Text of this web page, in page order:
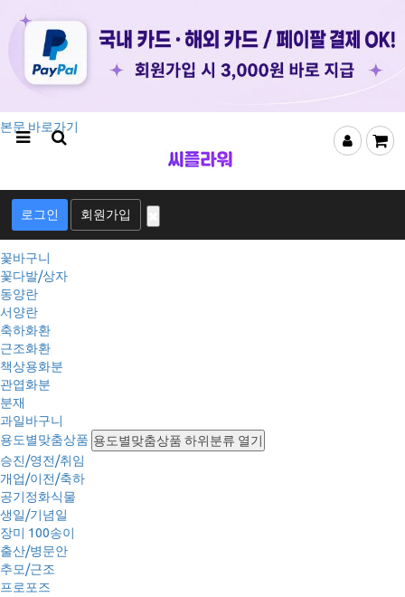
본문 바로가기
회
로
그
인
로그인 회원가입
꽃바구니
꽃다발/상자
동양란
서양란
축하화환
근조화환
책상용화분
관엽화분
분재
과일바구니
용도별맞춤상품 용도별맞춤상품 하위분류 열기
승진/영전/취임
개업/이전/축하
공기정화식물
생일/기념일
장미 100송이
출산/병문안
추모/근조
프로포즈